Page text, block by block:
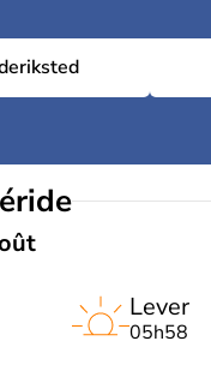
Lever
05h58